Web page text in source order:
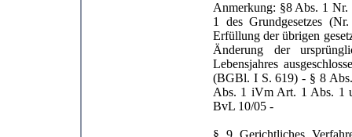
Anmerkung: §8 Abs. 1
1 des Grundgesetzes
Erfüllung der übrigen
Änderung der
Lebensjahres
(BGBl. I S. 619) - § 8
Abs. 1 iVm Art. 1 Abs. 1
BvL 10/05 -
§ 9 Gerichtliches